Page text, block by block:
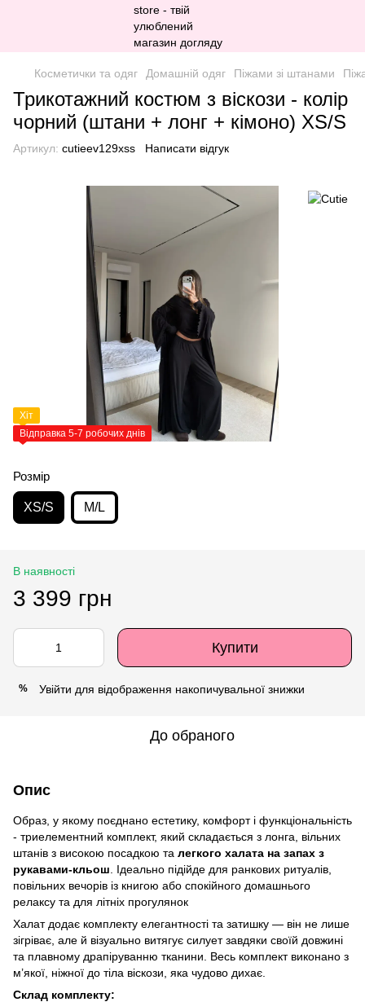
Косметички та одяг Домашній одяг Піжами зі штанами
Трикотажний костюм з віскози - колір
чорний (штани + лонг + кімоно) XS/S
Артикул: cutieev129xss Написати відгук
Хіт
Відправка 5-7 робочих днів
Розмір
XS/S M/L
В наявності
3 399 грн
Купити
% Увійти для відображення накопичувальної знижки
До обраного
Опис
Образ, у якому поєднано естетику, комфорт і функціональність
- триелементний комплект, який складається з лонга, вільних
штанів з високою посадкою та легкого халата на запах з
рукавами-кльош . Ідеально підійде для ранкових ритуалів,
повільних вечорів із книгою або спокійного домашнього
релаксу та для літніх прогулянок
Халат додає комплекту елегантності та затишку — він не лише
зігріває, але й візуально витягує силует завдяки своїй довжині
та плавному драпіруванню тканини. Весь комплект виконано з
м’якої, ніжної до тіла віскози, яка чудово дихає.
Склад комплекту: